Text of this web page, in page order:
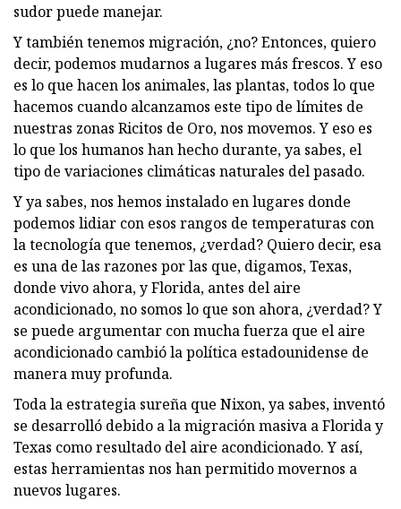
sudor puede manejar.
Y también tenemos migración, ¿no? Entonces, quiero
decir, podemos mudarnos a lugares más frescos. Y eso
es lo que hacen los animales, las plantas, todos lo que
hacemos cuando alcanzamos este tipo de límites de
nuestras zonas Ricitos de Oro, nos movemos. Y eso es
lo que los humanos han hecho durante, ya sabes, el
tipo de variaciones climáticas naturales del pasado.
Y ya sabes, nos hemos instalado en lugares donde
podemos lidiar con esos rangos de temperaturas con
la tecnología que tenemos, ¿verdad? Quiero decir, esa
es una de las razones por las que, digamos, Texas,
donde vivo ahora, y Florida, antes del aire
acondicionado, no somos lo que son ahora, ¿verdad? Y
se puede argumentar con mucha fuerza que el aire
acondicionado cambió la política estadounidense de
manera muy profunda.
Toda la estrategia sureña que Nixon, ya sabes, inventó
se desarrolló debido a la migración masiva a Florida y
Texas como resultado del aire acondicionado. Y así,
estas herramientas nos han permitido movernos a
nuevos lugares.